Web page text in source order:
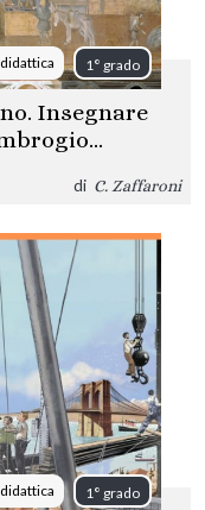
1° grado
Insegnare
di C. Zaffaroni
1° grado